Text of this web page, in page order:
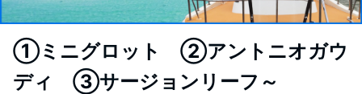
①ミニグロット ②アントニオガウ
ディ ③サージョンリーフ～